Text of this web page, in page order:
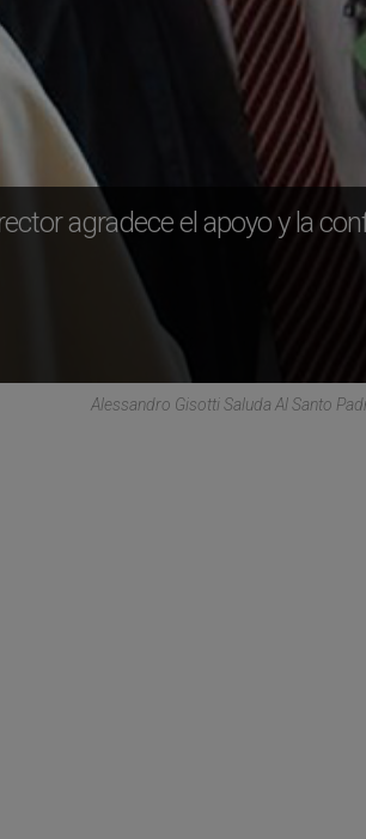
agradece el apoyo y la
Alessandro Gisotti Saluda Al Santo